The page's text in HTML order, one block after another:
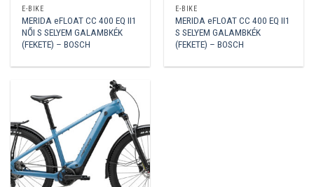
E-BIKE
MERIDA eFLOAT CC 400 EQ II1
NŐI S SELYEM GALAMBKÉK
(FEKETE) – BOSCH
E-BIKE
MERIDA eFLOAT CC 400 EQ II1
S SELYEM GALAMBKÉK
(FEKETE) – BOSCH